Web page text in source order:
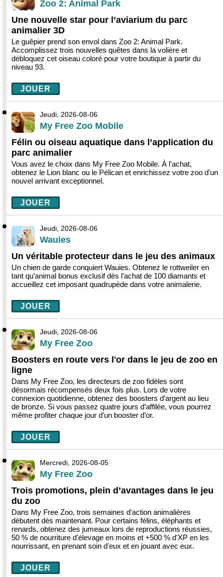
Zoo 2: Animal Park
Une nouvelle star pour l’aviarium du parc
animalier 3D
Le guêpier prend son envol dans Zoo 2: Animal Park.
Accomplissez trois nouvelles quêtes dans la volière et
débloquez cet oiseau coloré pour votre boutique à partir du
niveau 93.
JOUER
Jeudi, 2026-08-06
My Free Zoo Mobile
Félin ou oiseau aquatique dans l’application du
parc animalier
Vous avez le choix dans My Free Zoo Mobile. À l'achat,
obtenez le Lion blanc ou le Pélican et enrichissez votre zoo d'un
nouvel arrivant exceptionnel.
JOUER
Jeudi, 2026-08-06
Wauies
Un véritable protecteur dans le jeu des animaux
Un chien de garde conquiert Wauies. Obtenez le rottweiler en
tant qu’animal bonus exclusif dès l’achat de 100 diamants et
accueillez cet imposant quadrupède dans votre animalerie.
JOUER
Jeudi, 2026-08-06
My Free Zoo
Boosters en route vers l'or dans le jeu de zoo en
ligne
Dans My Free Zoo, les directeurs de zoo fidèles sont
désormais récompensés deux fois plus. Lors de votre
connexion quotidienne, obtenez des boosters d’argent au lieu
de bronze. Si vous passez quatre jours d’affilée, vous pourrez
même profiter chaque jour d’un booster d’or.
JOUER
Mercredi, 2026-08-05
My Free Zoo
Trois promotions, plein d’avantages dans le jeu
du zoo
Dans My Free Zoo, trois semaines d'action animalières
débutent dès maintenant. Pour certains félins, éléphants et
renards, obtenez des jumeaux lors de reproductions réussies,
50 % de nourriture d'élevage en moins et +500 % d'XP en les
nourrissant, en prenant soin d'eux et en jouant avec eux.
JOUER